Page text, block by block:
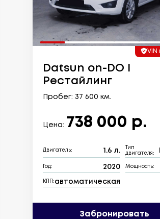
VIN
Datsun on-DO I
Рестайлинг
Пробег: 37 600 км.
Цена: 738 000 р.
Двигатель: 1.6 л.
Тип
двигателя:
Год: 2020 Мощность:
КПП: автоматическая
Забронировать